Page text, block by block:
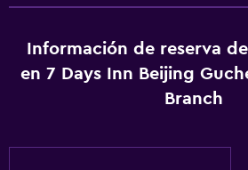
Información de reserva
en 7 Days Inn Beijing
Branch